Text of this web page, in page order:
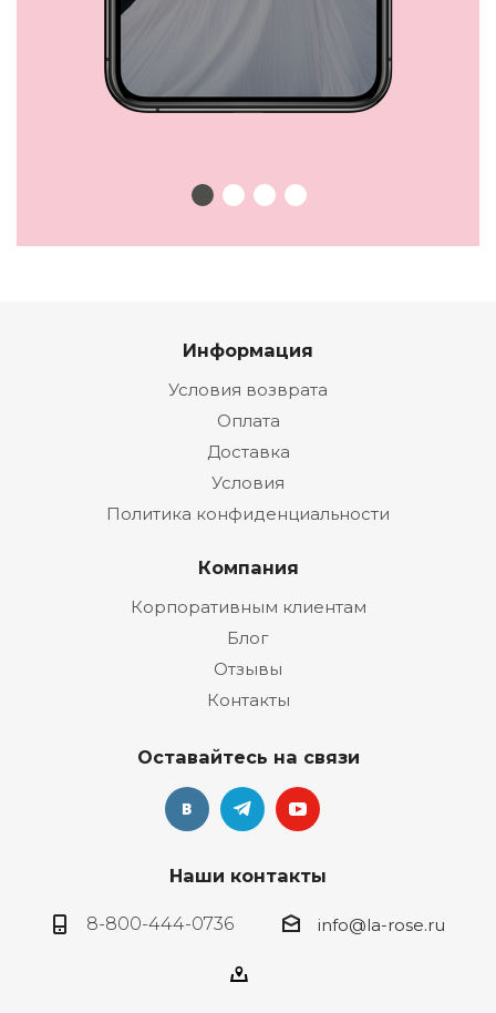
Информация
Условия возврата
Оплата
Доставка
Условия
Политика конфиденциальности
Компания
Корпоративным клиентам
Блог
Отзывы
Контакты
Оставайтесь на связи
Наши контакты
8-800-444-0736 info@la-rose.ru